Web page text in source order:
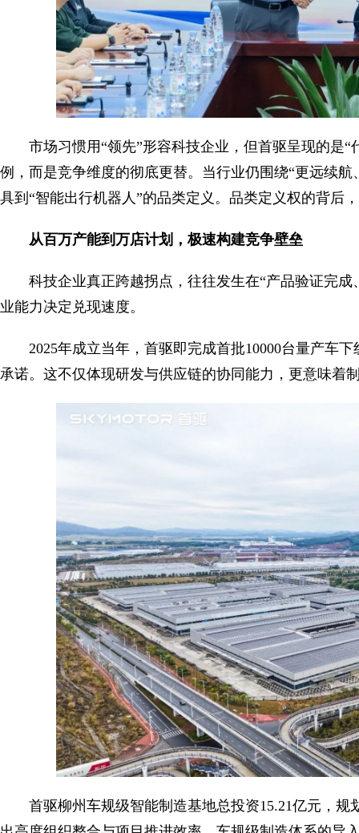
市场习惯用“领先”形容科技企业，但首驱呈现的是
例，而是竞争维度的彻底更替。当行业仍围绕“更远续
具到“智能出行机器人”的品类定义。品类定义权的背后
从百万产能到万店计划，极速构建竞争壁垒
科技企业真正跨越拐点，往往发生在“产品验证完
业能力决定兑现速度。
2025年成立当年，首驱即完成首批10000台量产车
承诺。这不仅体现研发与供应链的协同能力，更意味着
首驱柳州车规级智能制造基地总投资15.21亿元，